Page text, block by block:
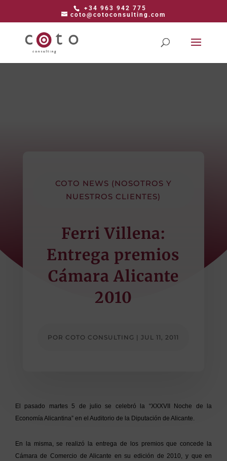
+34 963 942 775
coto@cotoconsulting.com
COTO NEWS (NOSOTROS Y
NUESTROS CLIENTES)
Ferri Villena:
Entrega premios
Cámara Alicante
2010
POR COTO CONSULTING |JUL 11, 2011
El pasado martes 5 de julio se celebró la “XXXVII Noche de la
Economía Alicantina” en el Auditorio de la Diputación de Alicante.
En la misma, se realizó la entrega de los premios que concede la
Cámara de Comercio de Alicante en su edición de 2010, y que en